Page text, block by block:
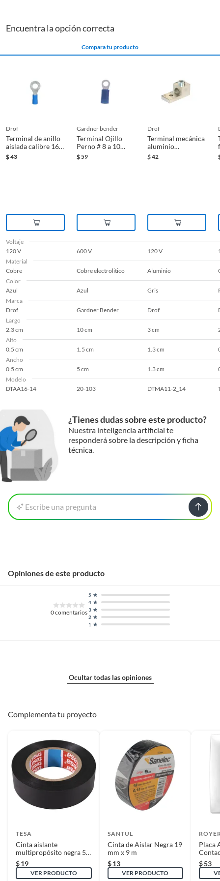
Encuentra la opción correcta
Compara tu producto
drof
Terminal de anillo
aislada calibre 16
AWG-14 AWG
$43
gardner bender
Terminal Ojillo
Perno # 8 a 10
calibre 16-14 AWG
22 piezas
$59
drof
Terminal mecánica
aluminio
p/conductores cal.
2-14 AWG/kmil
$42
Voltaje
120 V
600 V 120 V
Material
Cobre
Cobre electrolitico Aluminio
Color
Azul
Azul Gris
Marca
Drof
Gardner Bender Drof
Largo
2.3 cm
10 cm 3 cm
Alto
0.5 cm
1.5 cm 1.3 cm
Ancho
0.5 cm
5 cm 1.3 cm
Modelo
DTAA16-14
20-103 DTMA11-2_14
¿Tienes dudas sobre este producto?
Nuestra inteligencia artificial te
responderá sobre la descripción y ficha
técnica.
Escribe una pregunta
Opiniones de este producto
0comentarios
1
2
3
4
5
Ocultar todas las opiniones
Complementa tu proyecto
TESA
Cinta aislante
multipropósito negra 5
m x 18 mm
$19
VER PRODUCTO
SANTUL
Cinta de Aislar Negra 19
mm x 9 m
$ 13
VER PRODUCTO
Placa
$53